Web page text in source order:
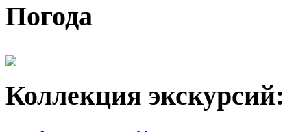
Погода
Коллекция экскурсий: